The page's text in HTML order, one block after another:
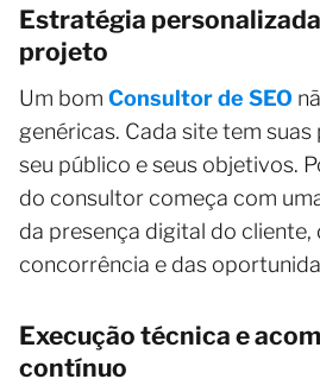
Estratégia
projeto
Um bom Consultor de SEO
genéricas. Cada site tem
seu público e seus objetivos.
do consultor começa com
da presença digital do cliente,
concorrência e das
Execução técnica e
contínuo